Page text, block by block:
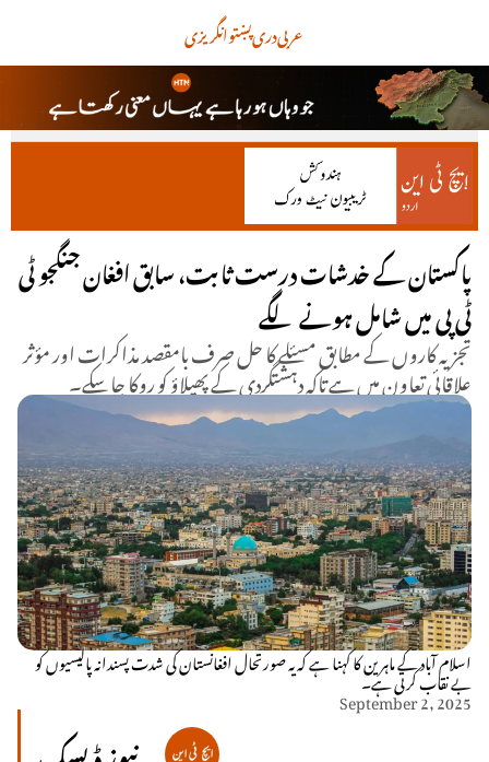
انگریزیپښتودریعربی
پاکستان کے خدشات درست ثابت، سابق افغان جنگجو ٹی
ٹی پی میں شامل ہونے لگے
تجزیہ کاروں کے مطابق مسئلے کا حل صرف بامقصد مذاکرات اور مؤثر
علاقائی تعاون میں ہے تاکہ دہشتگردی کے پھیلاؤ کو روکا جا سکے۔
اسلام آباد کے ماہرین کا کہنا ہے کہ یہ صورتحال افغانستان کی شدت پسندانہ پالیسیوں کو
بے نقاب کرتی ہے۔
September 2, 2025